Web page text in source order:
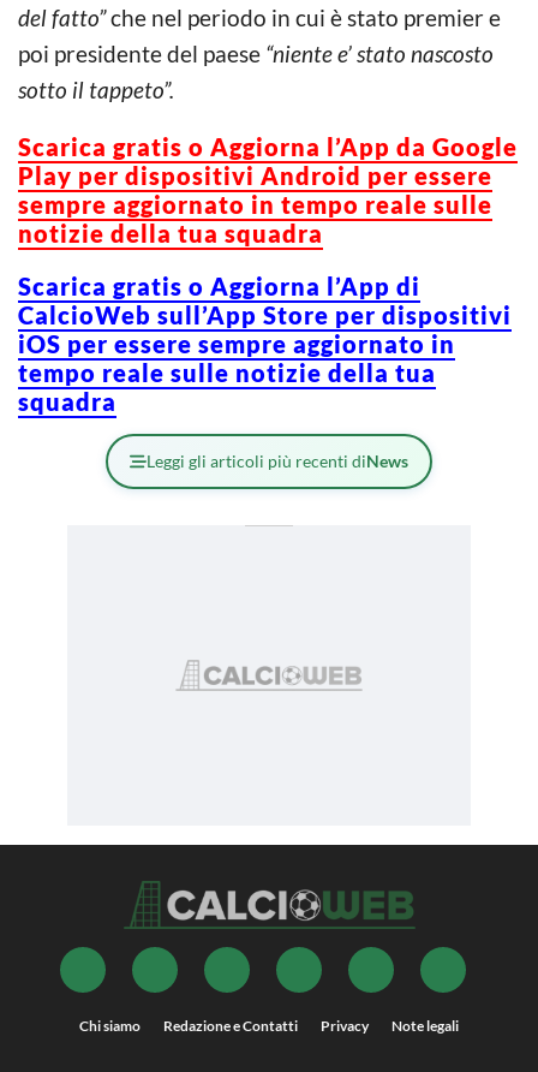
del fatto”che nel periodo in cui è stato premier e
poi presidente del paese “niente e’ stato nascosto
sotto il tappeto”.
Scarica gratis o Aggiorna l’App da Google
Play per dispositivi Android per essere
sempre aggiornato in tempo reale sulle
notizie della tua squadra
Scarica gratis o Aggiorna l’App di
CalcioWeb sull’App Store per dispositivi
iOS per essere sempre aggiornato in
tempo reale sulle notizie della tua
squadra
Leggi gli articoli più recenti diNews
Chi siamo Redazione e Contatti Privacy Note legali